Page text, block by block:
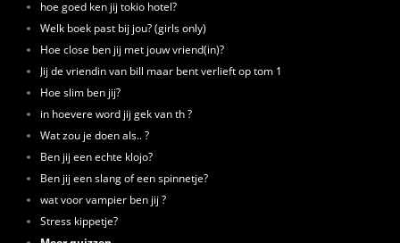
hoe goed ken jij tokio hotel?
Welk boek past bij jou? (girls only)
Hoe close ben jij met jouw vriend(in)?
Jij de vriendin van bill maar bent verlieft op tom 1
Hoe slim ben jij?
in hoevere word jij gek van th ?
Wat zou je doen als.. ?
Ben jij een echte klojo?
Ben jij een slang of een spinnetje?
wat voor vampier ben jij ?
Stress kippetje?